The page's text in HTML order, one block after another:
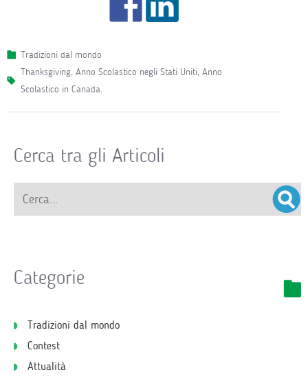
Tradizioni dal mondo
Thanksgiving, Anno Scolastico negli Stati Uniti, Anno
Scolastico in Canada.
Cerca tra gli Articoli
Categorie
Tradizioni dal mondo
Contest
Attualità